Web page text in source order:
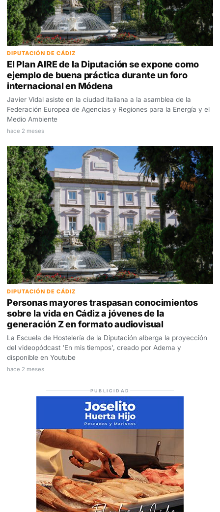
DIPUTACIÓN DE CÁDIZ
El Plan AIRE de la Diputación se expone como
ejemplo de buena práctica durante un foro
internacional en Módena
Javier Vidal asiste en la ciudad italiana a la asamblea de la
Federación Europea de Agencias y Regiones para la Energía y el
Medio Ambiente
hace 2 meses
DIPUTACIÓN DE CÁDIZ
Personas mayores traspasan conocimientos
sobre la vida en Cádiz a jóvenes de la
generación Z en formato audiovisual
La Escuela de Hostelería de la Diputación alberga la proyección
del videopódcast ‘En mis tiempos’, creado por Adema y
disponible en Youtube
hace 2 meses
PUBLICIDAD